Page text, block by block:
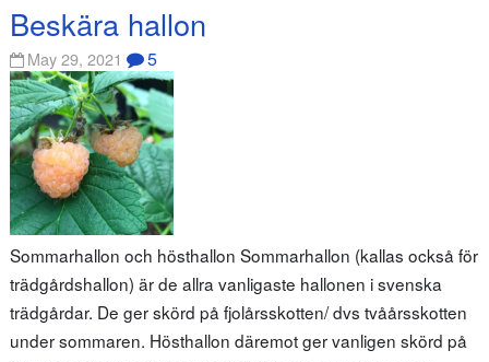
Beskära hallon
May 29, 2021 5
Sommarhallon och hösthallon Sommarhallon (kallas också för
trädgårdshallon) är de allra vanligaste hallonen i svenska
trädgårdar. De ger skörd på fjolårsskotten/ dvs tvåårsskotten
under sommaren. Hösthallon däremot ger vanligen skörd på